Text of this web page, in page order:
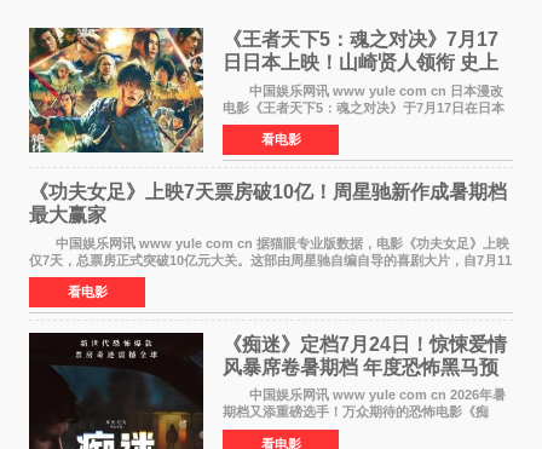
《王者天下5：魂之对决》7月17
日日本上映！山崎贤人领衔 史上
最大“函谷关防卫战”
中国娱乐网讯 www yule com cn 日本漫改
电影《王者天下5：魂之对决》于7月17日在日本
全国上映。这部由佐藤信介执导、山崎贤人主演
的历史动作片，改编自原泰久同名人气漫画，继
续讲述信和漂
看电影
《功夫女足》上映7天票房破10亿！周星驰新作成暑期档
最大赢家
中国娱乐网讯 www yule com cn 据猫眼专业版数据，电影《功夫女足》上映
仅7天，总票房正式突破10亿元大关。这部由周星驰自编自导的喜剧大片，自7月11
日公映以来便展现出惊人的市场统治力。
看电影
《痴迷》定档7月24日！惊悚爱情
风暴席卷暑期档 年度恐怖黑马预
中国娱乐网讯 www yule com cn 2026年暑
期档又添重磅选手！万众期待的恐怖电影《痴
迷》今日正式官宣定档，将于7月24日登陆内地各
大院线。这部被业内专家誉为新世代爆款恐怖电
看电影